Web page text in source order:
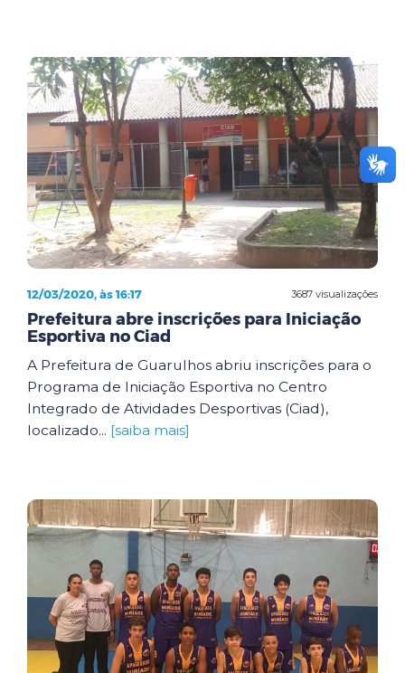
3687 visualizações
12/03/2020, às 16:17
Prefeitura abre inscrições para Iniciação
Esportiva no Ciad
A Prefeitura de Guarulhos abriu inscrições para o
Programa de Iniciação Esportiva no Centro
Integrado de Atividades Desportivas (Ciad),
localizado... [saiba mais]